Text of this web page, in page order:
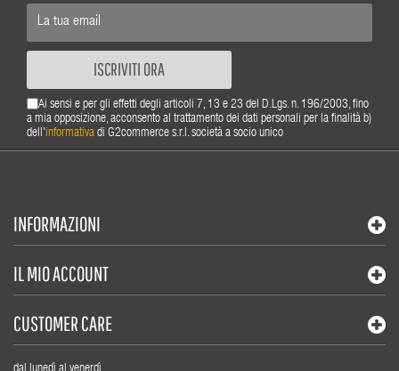
ISCRIVITI ORA
Ai sensi e per gli effetti degli articoli 7, 13 e 23 del D.Lgs. n. 196/2003, fino
a mia opposizione, acconsento al trattamento dei dati personali per la finalità b)
dell'informativa di G2commerce s.r.l. società a socio unico
INFORMAZIONI
IL MIO ACCOUNT
CUSTOMER CARE